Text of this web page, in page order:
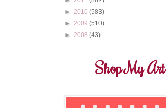
► 2010 (583)
► 2009 (510)
► 2008 (43)
Shop My Art